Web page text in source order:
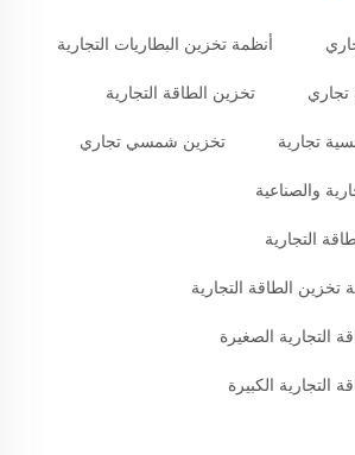
أنظمة تخزين البطاريات التجارية
تخزين الطاقة التجارية
تجارية تخزين شمسي تجاري
والصناعية
التجارية
الطاقة التجارية
التجارية الصغيرة
التجارية الكبيرة